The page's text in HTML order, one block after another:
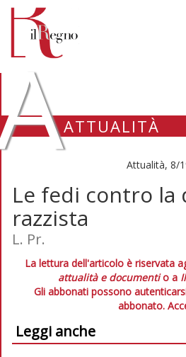
ATTUALITÀ
Attualità, 8/
Le fedi contro la
razzista
L. Pr.
La lettura dell'articolo è riservata
attualità e documentio a
Gli abbonati possono
abbonato.
Leggi anche